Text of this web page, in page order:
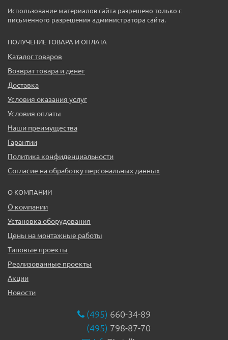
Использование материалов сайта разрешено только с
письменного разрешения администратора сайта.
ПОЛУЧЕНИЕ ТОВАРА И ОПЛАТА
Каталог товаров
Возврат товара и денег
Доставка
Условия оказания услуг
Условия оплаты
Наши преимущества
Гарантии
Политика конфиденциальности
Согласие на обработку персональных данных
О КОМПАНИИ
О компании
Установка оборудования
Цены на монтажные работы
Типовые проекты
Реализованные проекты
Акции
Новости
(495) 660-34-89
(495) 798-87-70